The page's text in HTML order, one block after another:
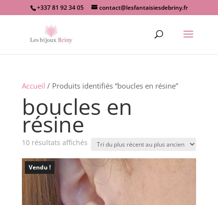
+337 81 92 34 05 contact@lesfantaisiesdebriny.fr
Accueil / Produits identifiés “boucles en résine”
boucles en
résine
10 résultats affichésTrié
plus
récent
au
plus
ancien
Vendu !